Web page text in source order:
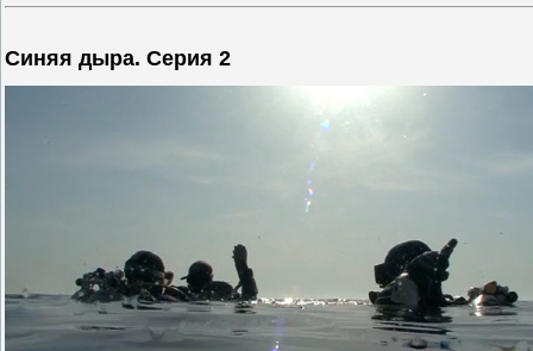
Синяя дыра. Серия 2